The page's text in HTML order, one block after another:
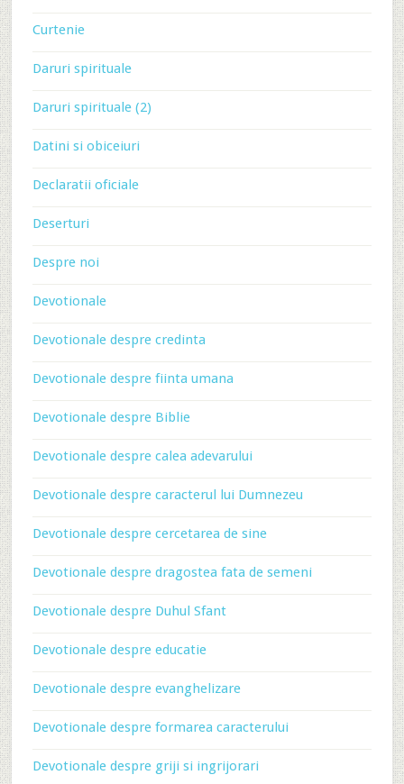
Curtenie
Daruri spirituale
Daruri spirituale (2)
Datini si obiceiuri
Declaratii oficiale
Deserturi
Despre noi
Devotionale
Devotionale despre credinta
Devotionale despre fiinta umana
Devotionale despre Biblie
Devotionale despre calea adevarului
Devotionale despre caracterul lui Dumnezeu
Devotionale despre cercetarea de sine
Devotionale despre dragostea fata de semeni
Devotionale despre Duhul Sfant
Devotionale despre educatie
Devotionale despre evanghelizare
Devotionale despre formarea caracterului
Devotionale despre griji si ingrijorari